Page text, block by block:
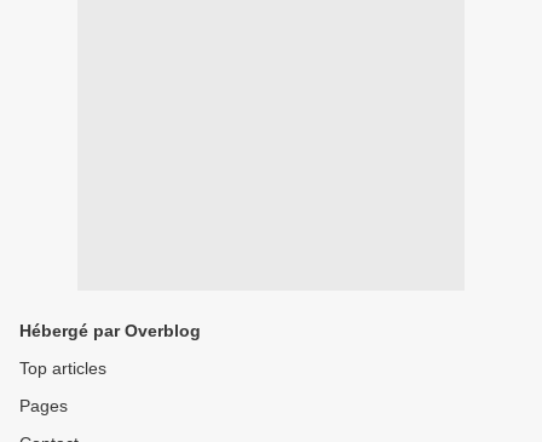
Hébergé par Overblog
Top articles
Pages